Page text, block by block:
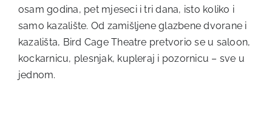
osam godina, pet mjeseci i tri dana, isto koliko i
samo kazalište. Od zamišljene glazbene dvorane i
kazališta, Bird Cage Theatre pretvorio se u saloon,
kockarnicu, plesnjak, kupleraj i pozornicu – sve u
jednom.